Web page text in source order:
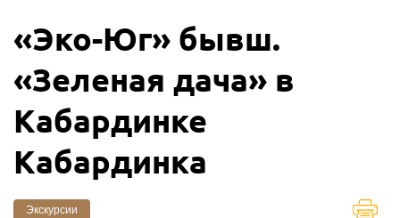
«Эко-Юг» бывш.
«Зеленая дача» в
Кабардинке
Кабардинка
Экскурсии